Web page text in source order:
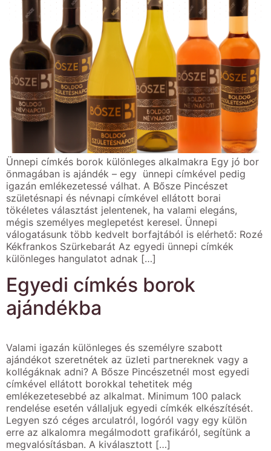
Ünnepi címkés borok különleges alkalmakra Egy jó bor
önmagában is ajándék – egy ünnepi címkével pedig
igazán emlékezetessé válhat. A Bősze Pincészet
születésnapi és névnapi címkével ellátott borai
tökéletes választást jelentenek, ha valami elegáns,
mégis személyes meglepetést keresel. Ünnepi
válogatásunk több kedvelt borfajtából is elérhető: Rozé
Kékfrankos Szürkebarát Az egyedi ünnepi címkék
különleges hangulatot adnak […]
Egyedi címkés borok
ajándékba
Valami igazán különleges és személyre szabott
ajándékot szeretnétek az üzleti partnereknek vagy a
kollégáknak adni? A Bősze Pincészetnél most egyedi
címkével ellátott borokkal tehetitek még
emlékezetesebbé az alkalmat. Minimum 100 palack
rendelése esetén vállaljuk egyedi címkék elkészítését.
Legyen szó céges arculatról, logóról vagy egy külön
erre az alkalomra megálmodott grafikáról, segítünk a
megvalósításban. A kiválasztott […]